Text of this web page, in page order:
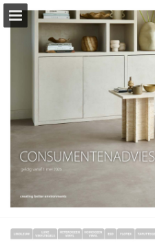
Pagina overzicht
Download PDF
Privacybeleid bekijken